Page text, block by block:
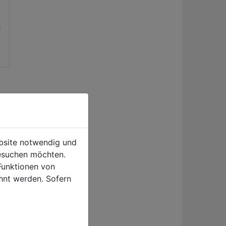
notwendig und
möchten.
von
werden. Sofern